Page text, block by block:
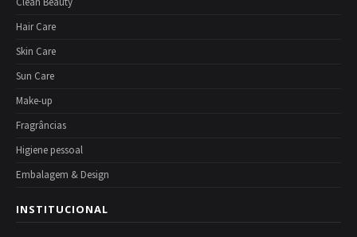
Hair Care
Skin Care
Sun Care
Make-up
Fragrâncias
Higiene pessoal
Embalagem & Design
INSTITUCIONAL